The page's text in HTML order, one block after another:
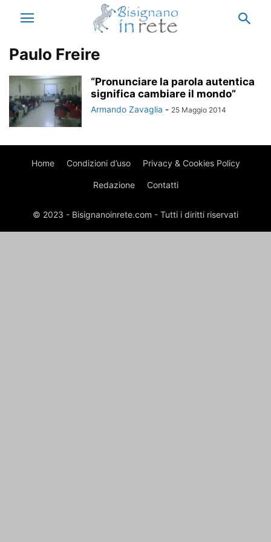
Paulo Freire
“Pronunciare la parola autentica
significa cambiare il mondo”
Armando Zavaglia - 25 Maggio 2014
Home Condizioni d’uso Privacy & Cookies Policy
Redazione Contatti
© 2023 - Bisignanoinrete.com - Tutti i diritti riservati